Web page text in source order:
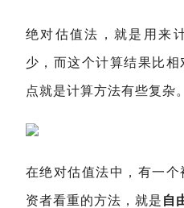
绝对估值法，就是用来
少，而这个计算结果比
点就是计算方法有些复杂。
在绝对估值法中，有一
资者看重的方法，就是 自